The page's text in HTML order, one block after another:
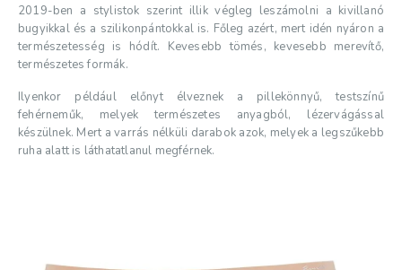
2019-ben a stylistok szerint illik végleg leszámolni a kivillanó
bugyikkal és a szilikonpántokkal is. Főleg azért, mert idén nyáron a
természetesség is hódít. Kevesebb tömés, kevesebb merevítő,
természetes formák.
Ilyenkor például előnyt élveznek a pillekönnyű, testszínű
fehérneműk, melyek természetes anyagból, lézervágással
készülnek. Mert a varrás nélküli darabok azok, melyek a legszűkebb
ruha alatt is láthatatlanul megférnek.